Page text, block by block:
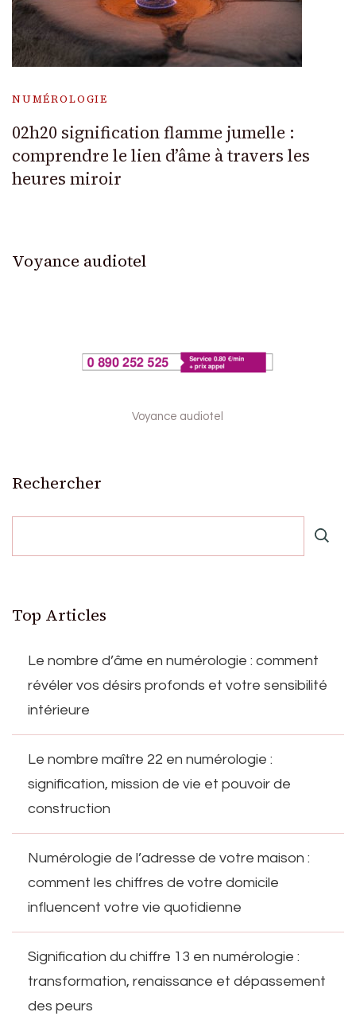
NUMÉROLOGIE
02h20 signification flamme jumelle :
comprendre le lien d’âme à travers les
heures miroir
Voyance audiotel
Voyance audiotel
Rechercher
Top Articles
Le nombre d’âme en numérologie : comment
révéler vos désirs profonds et votre sensibilité
intérieure
Le nombre maître 22 en numérologie :
signification, mission de vie et pouvoir de
construction
Numérologie de l’adresse de votre maison :
comment les chiffres de votre domicile
influencent votre vie quotidienne
Signification du chiffre 13 en numérologie :
transformation, renaissance et dépassement
des peurs